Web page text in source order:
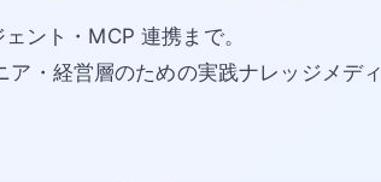
ント・MCP 連携まで。
・経営層のための実践ナレッジメディ